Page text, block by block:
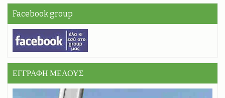
Facebook group
ΕΓΓΡΑΦΗ ΜΕΛΟΥΣ